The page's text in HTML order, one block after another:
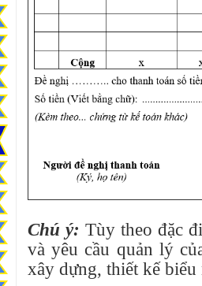
Chú ý: Tùy theo đặc
và yêu cầu quản lý
xây dựng, thiết kế